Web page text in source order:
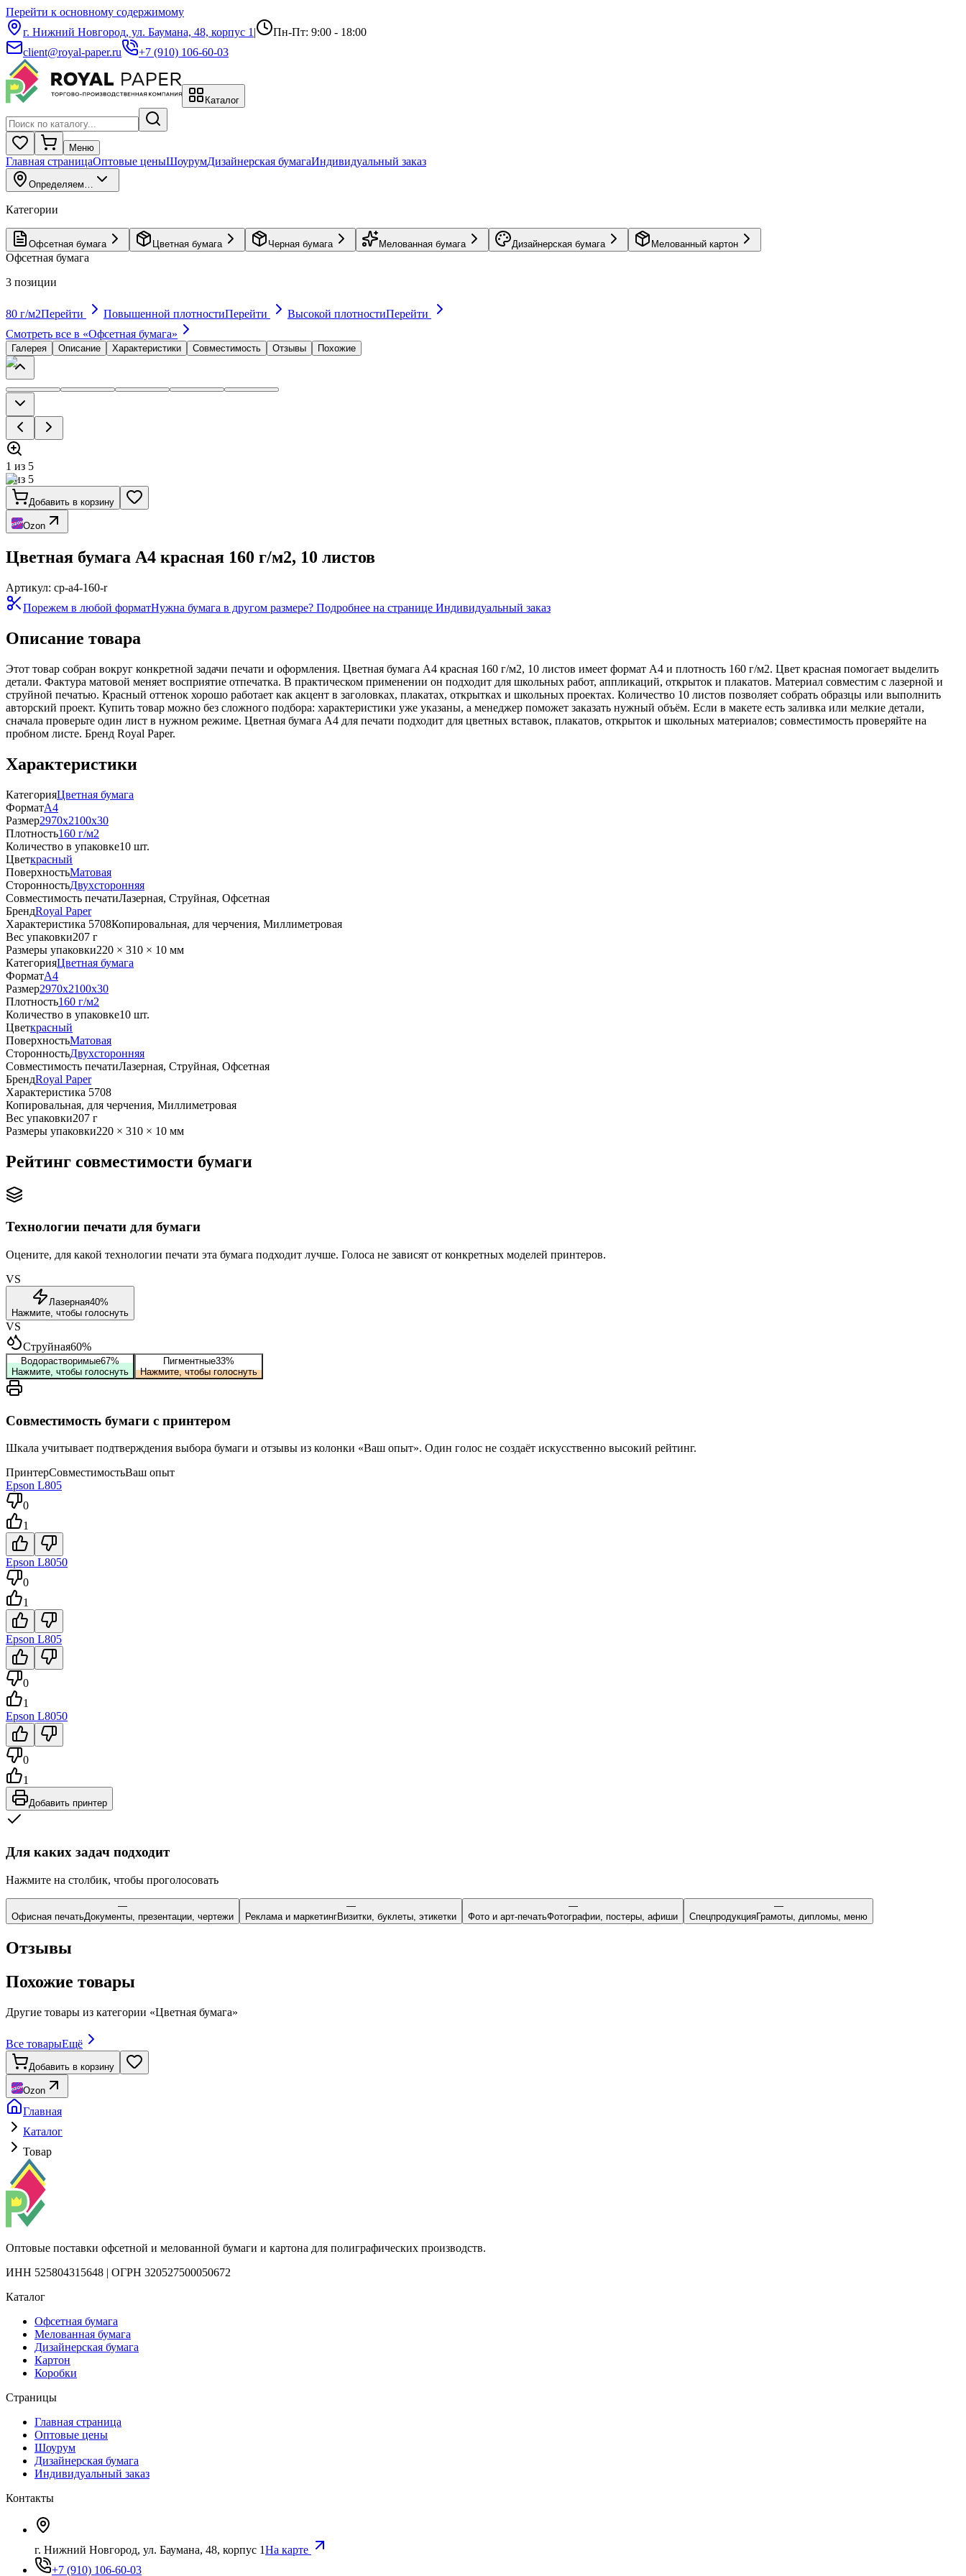
Перейти к основному содержимому
г. Нижний Новгород, ул. Баумана, 48, корпус 1 |
Пн-Пт: 9:00 - 18:00
client@royal-paper.ru
+7 (910) 106-60-03
Каталог
Меню
Главная страницаОптовые ценыШоурумДизайнерская бумагаИндивидуальный заказ
Определяем…
Категории
Офсетная бумага Цветная бумага Черная бумага Мелованная бумага Дизайнерская бумага Мелованный картон
Офсетная бумага
3 позиции
80 г/м2Перейти Повышенной плотностиПерейти Высокой плотностиПерейти
Смотреть все в «Офсетная бумага»
Галерея Описание Характеристики Совместимость Отзывы Похожие
1 из 5
1из 5
Добавить в корзину
Ozon
Цветная бумага А4 красная 160 г/м2, 10 листов
Артикул: cp-a4-160-r
Порежем в любой форматНужна бумага в другом размере? Подробнее на странице Индивидуальный заказ
Описание товара
Этот товар собран вокруг конкретной задачи печати и оформления. Цветная бумага А4 красная 160 г/м2, 10 листов имеет формат А4 и плотность 160 г/м2. Цвет красная помогает выделить
детали. Фактура матовой меняет восприятие отпечатка. В практическом применении он подходит для школьных работ, аппликаций, открыток и плакатов. Материал совместим с лазерной и
струйной печатью. Красный оттенок хорошо работает как акцент в заголовках, плакатах, открытках и школьных проектах. Количество 10 листов позволяет собрать образцы или выполнить
авторский проект. Купить товар можно без сложного подбора: характеристики уже указаны, а менеджер поможет заказать нужный объём. Если в макете есть заливка или мелкие детали,
сначала проверьте один лист в нужном режиме. Цветная бумага А4 для печати подходит для цветных вставок, плакатов, открыток и школьных материалов; совместимость проверяйте на
пробном листе. Бренд Royal Paper.
Характеристики
КатегорияЦветная бумага
ФорматA4
Размер2970x2100x30
Плотность160 г/м2
Количество в упаковке10 шт.
Цветкрасный
ПоверхностьМатовая
СторонностьДвухсторонняя
Совместимость печатиЛазерная, Струйная, Офсетная
БрендRoyal Paper
Характеристика 5708Копировальная, для черчения, Миллиметровая
Вес упаковки207 г
Размеры упаковки220 × 310 × 10 мм
КатегорияЦветная бумага
ФорматA4
Размер2970x2100x30
Плотность160 г/м2
Количество в упаковке10 шт.
Цветкрасный
ПоверхностьМатовая
СторонностьДвухсторонняя
Совместимость печатиЛазерная, Струйная, Офсетная
БрендRoyal Paper
Характеристика 5708
Копировальная, для черчения, Миллиметровая
Вес упаковки207 г
Размеры упаковки220 × 310 × 10 мм
Рейтинг совместимости бумаги
Технологии печати для бумаги
Оцените, для какой технологии печати эта бумага подходит лучше. Голоса не зависят от конкретных моделей принтеров.
VS
Лазерная40%
Нажмите, чтобы голоснуть
VS
Струйная60%
Водорастворимые67%
Нажмите, чтобы голоснуть
Пигментные33%
Нажмите, чтобы голоснуть
Совместимость бумаги с принтером
Шкала учитывает подтверждения выбора бумаги и отзывы из колонки «Ваш опыт». Один голос не создаёт искусственно высокий рейтинг.
ПринтерСовместимостьВаш опыт
Epson L805
0
1
Epson L8050
0
1
Epson L805
0
1
Epson L8050
0
1
Добавить принтер
Для каких задач подходит
Нажмите на столбик, чтобы проголосовать
—
Офисная печатьДокументы, презентации, чертежи
—
Реклама и маркетингВизитки, буклеты, этикетки
—
Фото и арт-печатьФотографии, постеры, афиши
—
СпецпродукцияГрамоты, дипломы, меню
Отзывы
Похожие товары
Другие товары из категории «Цветная бумага»
Все товарыЕщё
Добавить в корзину
Ozon
Главная
Каталог
Товар
Оптовые поставки офсетной и мелованной бумаги и картона для полиграфических производств.
ИНН 525804315648 | ОГРН 320527500050672
Каталог
Офсетная бумага
Мелованная бумага
Дизайнерская бумага
Картон
Коробки
Страницы
Главная страница
Оптовые цены
Шоурум
Дизайнерская бумага
Индивидуальный заказ
Контакты
г. Нижний Новгород, ул. Баумана, 48, корпус 1На карте
+7 (910) 106-60-03